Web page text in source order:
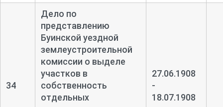
34
Дело по
представлению
Буинской уездной
землеустроительной
комиссии о выделе
участков в
собственность
отдельных
27.06.1908
-
18.07.1908